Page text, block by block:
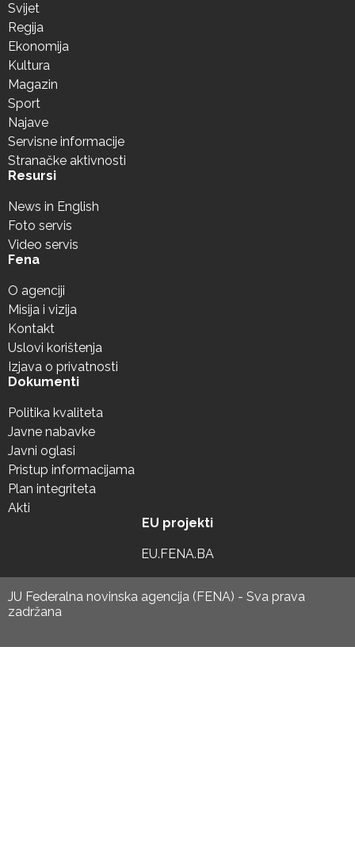
Svijet
Regija
Ekonomija
Kultura
Magazin
Sport
Najave
Servisne informacije
Stranačke aktivnosti
Resursi
News in English
Foto servis
Video servis
Fena
O agenciji
Misija i vizija
Kontakt
Uslovi korištenja
Izjava o privatnosti
Dokumenti
Politika kvaliteta
Javne nabavke
Javni oglasi
Pristup informacijama
Plan integriteta
Akti
EU projekti
EU.FENA.BA
JU Federalna novinska agencija (FENA) - Sva prava
zadržana